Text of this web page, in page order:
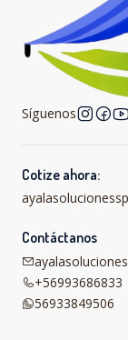
Síguenos
Cotize ahora:
Contáctanos
+56993686833
56933849506